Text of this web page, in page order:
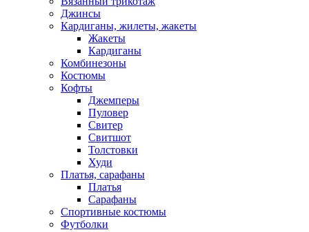
Джинсы
Кардиганы, жилеты, жакеты
Жакеты
Кардиганы
Комбинезоны
Костюмы
Кофты
Джемперы
Пуловер
Свитер
Свитшот
Толстовки
Худи
Платья, сарафаны
Платья
Сарафаны
Спортивные костюмы
Футболки